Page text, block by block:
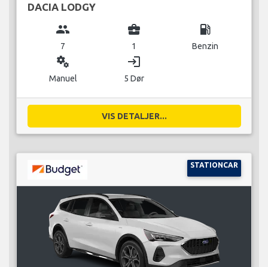
DACIA LODGY
group
7
business_center
1
local_gas_station
Benzin
miscellaneous_services
Manuel
login
5 Dør
VIS DETALJER...
STATIONCAR